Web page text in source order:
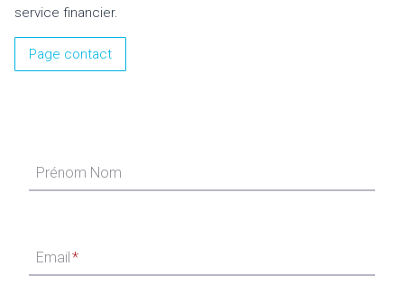
service financier.
Page contact
Prénom Nom
Email*